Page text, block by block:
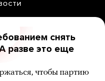
снять
разве это еще
чтобы партию